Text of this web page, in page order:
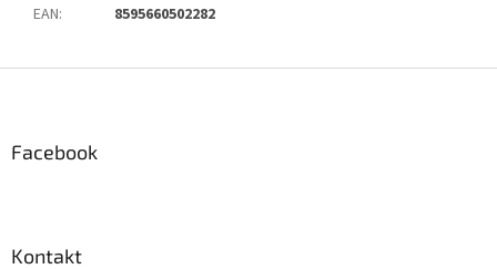
EAN: 8595660502282
Facebook
Kontakt